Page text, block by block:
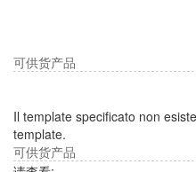
可供货产品
Il template specificato non
template.
可供货产品